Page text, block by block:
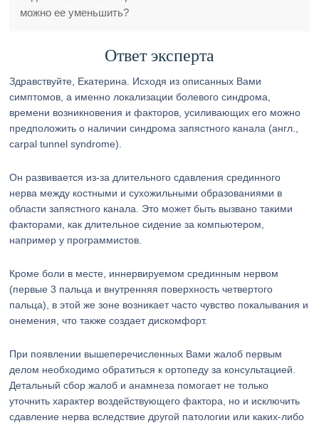
можно ее уменьшить?
Ответ эксперта
Здравствуйте, Екатерина. Исходя из описанных Вами
симптомов, а именно локализации болевого синдрома,
времени возникновения и факторов, усиливающих его можно
предположить о наличии синдрома запястного канала (англ.,
carpal tunnel syndrome).
Он развивается из-за длительного сдавления срединного
нерва между костными и сухожильными образованиями в
области запястного канала. Это может быть вызвано такими
факторами, как длительное сидение за компьютером,
например у программистов.
Кроме боли в месте, иннервируемом срединным нервом
(первые 3 пальца и внутренняя поверхность четвертого
пальца), в этой же зоне возникает часто чувство покалывания и
онемения, что также создает дискомфорт.
При появлении вышеперечисленных Вами жалоб первым
делом необходимо обратиться к ортопеду за консультацией.
Детальный сбор жалоб и анамнеза помогает не только
уточнить характер воздействующего фактора, но и исключить
сдавление нерва вследствие другой патологии или каких-либо